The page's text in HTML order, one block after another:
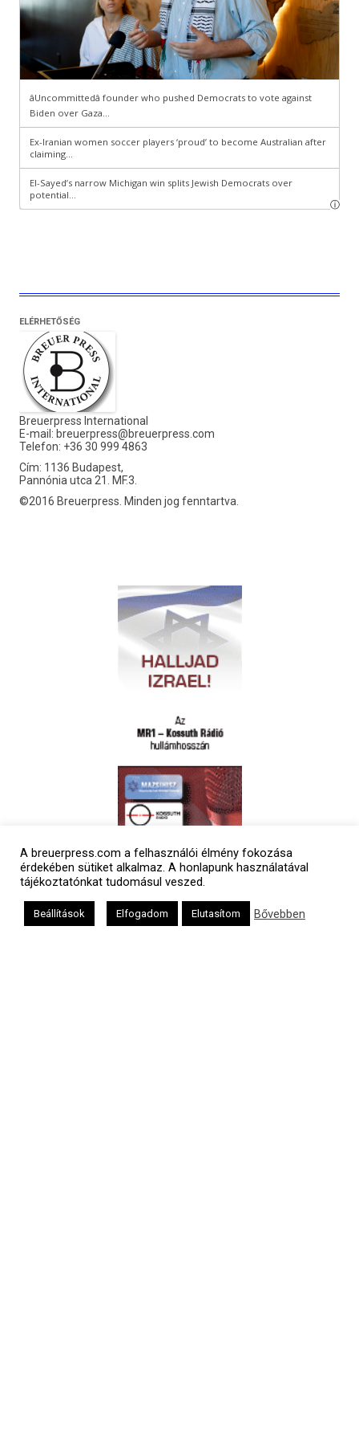
ELÉRHETŐSÉG
Breuerpress International
E-mail: breuerpress@breuerpress.com
Telefon: +36 30 999 4863
Cím: 1136 Budapest,
Pannónia utca 21. MF.3.
©2016 Breuerpress. Minden jog fenntartva.
Polgári naptár
A breuerpress.com a felhasználói élmény fokozása
érdekében sütiket alkalmaz. A honlapunk használatával
tájékoztatónkat tudomásul veszed.
Beállítások Elfogadom Elutasítom Bővebben